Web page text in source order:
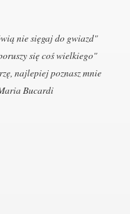
nie sięgaj do gwiazd"
się coś wielkiego"
najlepiej poznasz mnie
Bucardi